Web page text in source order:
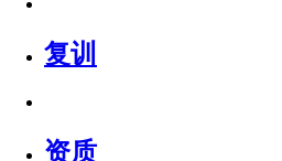
复训
资质